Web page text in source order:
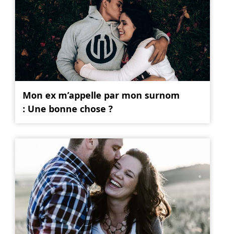
Mon ex m’appelle par mon surnom
: Une bonne chose ?